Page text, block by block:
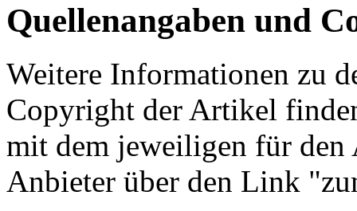
Quellenangaben und
Weitere Informationen zu
Copyright der Artikel
mit dem jeweiligen für
Anbieter über den Link